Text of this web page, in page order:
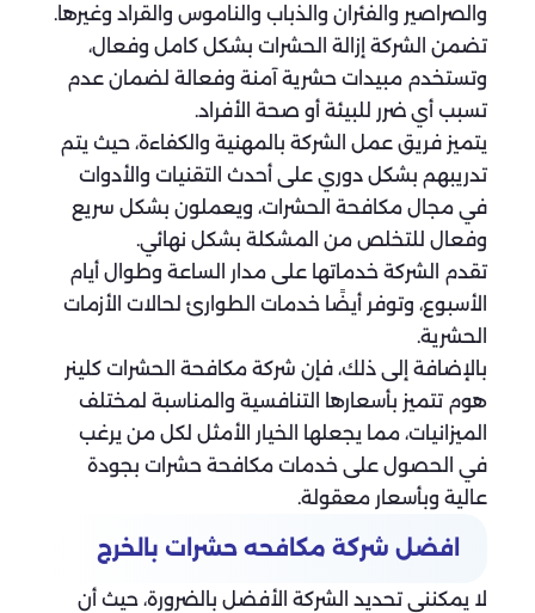
والصراصير والفئران والذباب والناموس والقراد وغيرها.
تضمن الشركة إزالة الحشرات بشكل كامل وفعال،
وتستخدم مبيدات حشرية آمنة وفعالة لضمان عدم
تسبب أي ضرر للبيئة أو صحة الأفراد.
يتميز فريق عمل الشركة بالمهنية والكفاءة، حيث يتم
تدريبهم بشكل دوري على أحدث التقنيات والأدوات
في مجال مكافحة الحشرات، ويعملون بشكل سريع
وفعال للتخلص من المشكلة بشكل نهائي.
تقدم الشركة خدماتها على مدار الساعة وطوال أيام
الأسبوع، وتوفر أيضًا خدمات الطوارئ لحالات الأزمات
الحشرية.
بالإضافة إلى ذلك، فإن شركة مكافحة الحشرات كلينر
هوم تتميز بأسعارها التنافسية والمناسبة لمختلف
الميزانيات، مما يجعلها الخيار الأمثل لكل من يرغب
في الحصول على خدمات مكافحة حشرات بجودة
عالية وبأسعار معقولة.
افضل شركة مكافحه حشرات بالخرج
لا يمكنني تحديد الشركة الأفضل بالضرورة، حيث أن